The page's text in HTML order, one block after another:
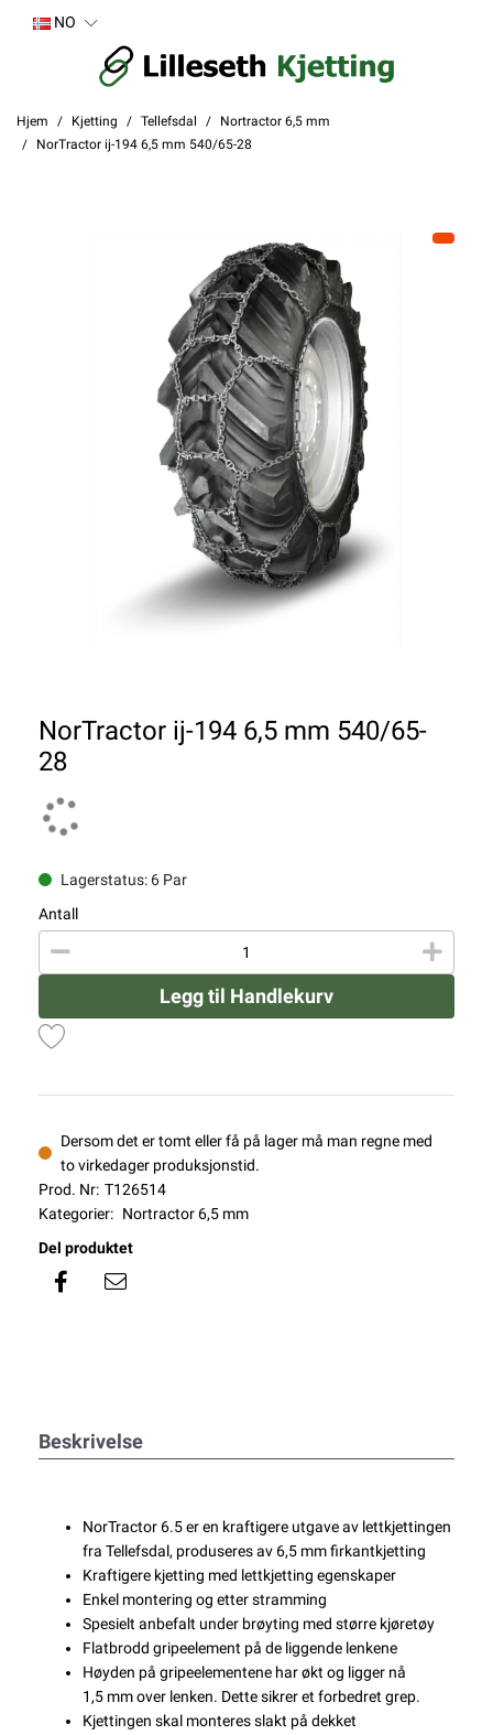
NO
Hjem Kjetting Tellefsdal
Nortractor 6,5 mm
NorTractor ij-194 6,5 mm 540/65-28
NorTractor ij-194 6,5 mm 540/65-
28
Lagerstatus: 6 Par
Antall
Legg til Handlekurv
Dersom det er tomt eller få på lager må man regne med
to virkedager produksjonstid.
Prod. Nr: T126514
Kategorier: Nortractor 6,5 mm
Del produktet
Beskrivelse
NorTractor 6.5 er en kraftigere utgave av lettkjettingen
fra Tellefsdal, produseres av 6,5 mm firkantkjetting
Kraftigere kjetting med lettkjetting egenskaper
Enkel montering og etter stramming
Spesielt anbefalt under brøyting med større kjøretøy
Flatbrodd gripeelement på de liggende lenkene
Høyden på gripeelementene har økt og ligger nå
1,5 mm over lenken. Dette sikrer et forbedret grep.
Kjettingen skal monteres slakt på dekket